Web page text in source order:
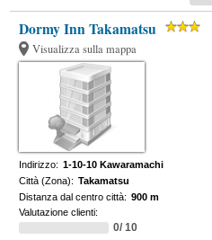
Dormy Inn Takamatsu
Visualizza sulla mappa
Indirizzo: 1-10-10 Kawaramachi
Città (Zona): Takamatsu
Distanza dal centro città: 900 m
Valutazione clienti:
0/ 10